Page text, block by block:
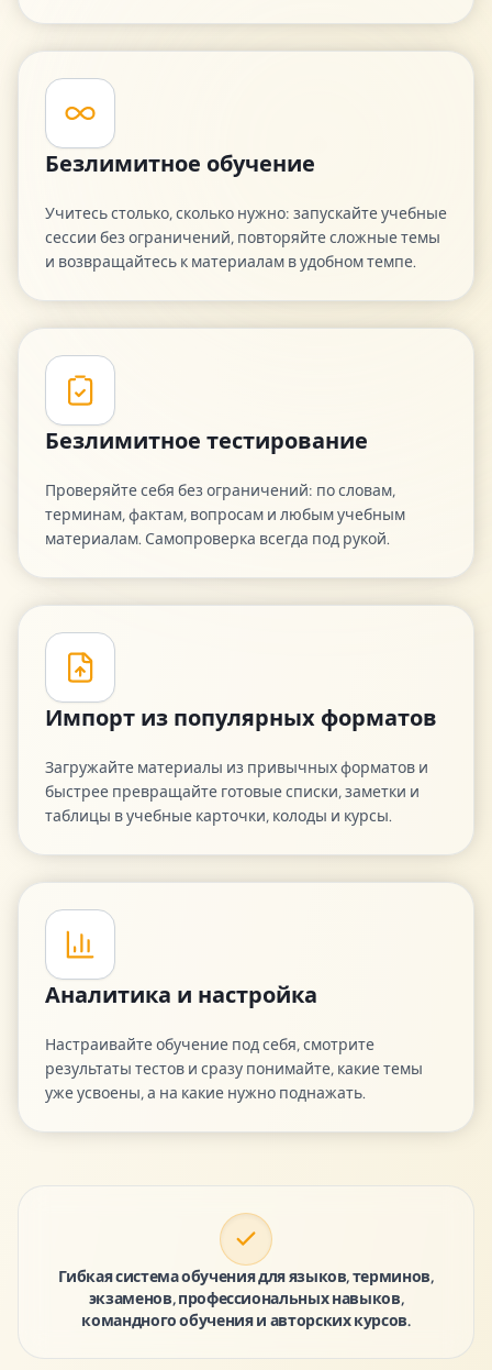
Безлимитное обучение
Учитесь столько, сколько нужно: запускайте учебные
сессии без ограничений, повторяйте сложные темы
и возвращайтесь к материалам в удобном темпе.
Безлимитное тестирование
Проверяйте себя без ограничений: по словам,
терминам, фактам, вопросам и любым учебным
материалам. Самопроверка всегда под рукой.
Импорт из популярных форматов
Загружайте материалы из привычных форматов и
быстрее превращайте готовые списки, заметки и
таблицы в учебные карточки, колоды и курсы.
Аналитика и настройка
Настраивайте обучение под себя, смотрите
результаты тестов и сразу понимайте, какие темы
уже усвоены, а на какие нужно поднажать.
Гибкая система обучения для языков, терминов,
экзаменов, профессиональных навыков,
командного обучения и авторских курсов.